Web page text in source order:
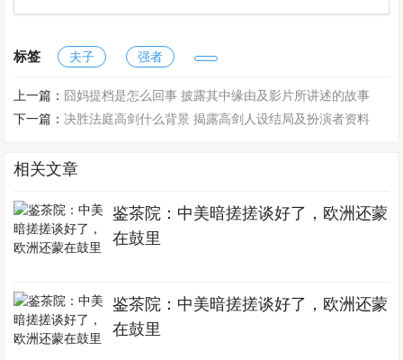
标签 夫子 强者
上一篇： 囧妈提档是怎么回事 披露其中缘由及影片所讲述的故事
下一篇： 决胜法庭高剑什么背景 揭露高剑人设结局及扮演者资料
相关文章
鉴茶院：中美暗搓搓谈好了，欧洲还蒙
在鼓里
鉴茶院：中美暗搓搓谈好了，欧洲还蒙
在鼓里